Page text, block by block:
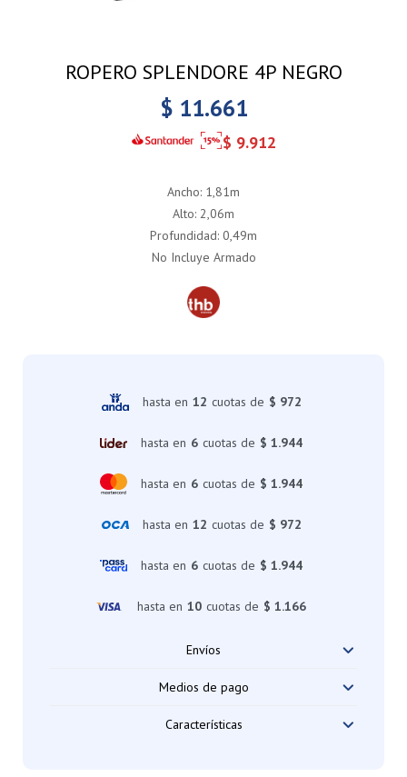
ROPERO SPLENDORE 4P NEGRO
$ 11.661
$ 9.912
Ancho: 1,81m
Alto: 2,06m
Profundidad: 0,49m
No Incluye Armado
hasta en 12 cuotas de $ 972
hasta en 6 cuotas de $ 1.944
hasta en 6 cuotas de $ 1.944
hasta en 12 cuotas de $ 972
hasta en 6 cuotas de $ 1.944
hasta en 10 cuotas de $ 1.166
Envíos
Medios de pago
Características